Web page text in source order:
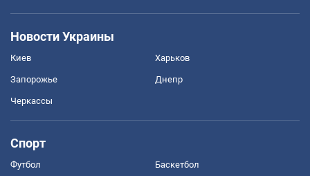
Новости Украины
Киев Харьков
Запорожье Днепр
Черкассы
Спорт
Футбол Баскетбол